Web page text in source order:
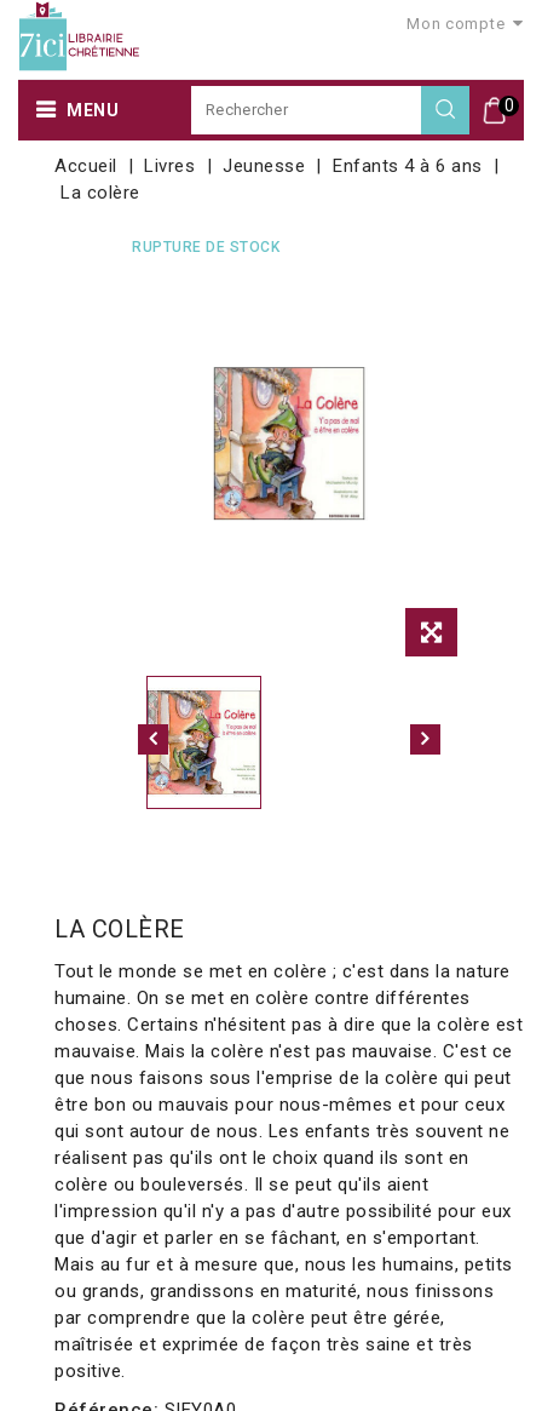
Mon compte
0
MENU
Accueil Livres Jeunesse
Enfants 4 à 6 ans
La colère
RUPTURE DE STOCK
LA COLÈRE
Tout le monde se met en colère ; c'est dans la nature
humaine. On se met en colère contre différentes
choses. Certains n'hésitent pas à dire que la colère est
mauvaise. Mais la colère n'est pas mauvaise. C'est ce
que nous faisons sous l'emprise de la colère qui peut
être bon ou mauvais pour nous-mêmes et pour ceux
qui sont autour de nous. Les enfants très souvent ne
réalisent pas qu'ils ont le choix quand ils sont en
colère ou bouleversés. Il se peut qu'ils aient
l'impression qu'il n'y a pas d'autre possibilité pour eux
que d'agir et parler en se fâchant, en s'emportant.
Mais au fur et à mesure que, nous les humains, petits
ou grands, grandissons en maturité, nous finissons
par comprendre que la colère peut être gérée,
maîtrisée et exprimée de façon très saine et très
positive.